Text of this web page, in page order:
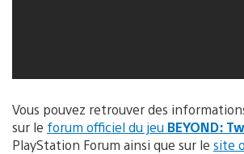
Vous pouvez retrouver des
sur le forum officiel du jeu BEYOND:
PlayStation Forum ainsi que sur le site